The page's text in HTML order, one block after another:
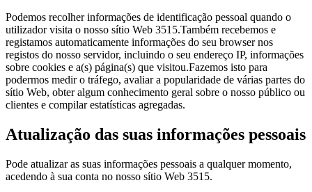
Podemos recolher informações de identificação pessoal quando o
utilizador visita o nosso sítio Web 3515.Também recebemos e
registamos automaticamente informações do seu browser nos
registos do nosso servidor, incluindo o seu endereço IP, informações
sobre cookies e a(s) página(s) que visitou.Fazemos isto para
podermos medir o tráfego, avaliar a popularidade de várias partes do
sítio Web, obter algum conhecimento geral sobre o nosso público ou
clientes e compilar estatísticas agregadas.
Atualização das suas informações pessoais
Pode atualizar as suas informações pessoais a qualquer momento,
acedendo à sua conta no nosso sítio Web 3515.